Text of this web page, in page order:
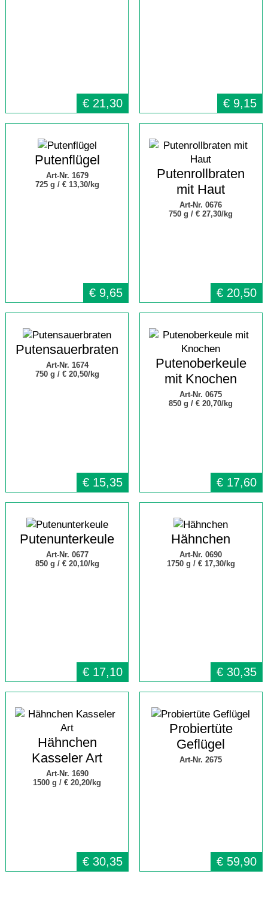
€ 21,30 € 9,15
Putenflügel
Art-Nr. 1679
725 g / € 13,30/kg
€ 9,65
Putenrollbraten
mit Haut
Art-Nr. 0676
750 g /€ 27,30/kg
€ 20,50
Putensauerbraten
Art-Nr. 1674
750 g / € 20,50/kg
€ 15,35
Putenoberkeule
mit Knochen
Art-Nr. 0675
850 g /€ 20,70/kg
€ 17,60
Putenunterkeule
Art-Nr. 0677
850 g / € 20,10/kg
€ 17,10
Hähnchen
Art-Nr. 0690
1750 g / € 17,30/kg
€ 30,35
Hähnchen
Kasseler Art
Art-Nr. 1690
1500 g / € 20,20/kg
€ 30,35
Probiertüte
Geflügel
Art-Nr. 2675
€ 59,90